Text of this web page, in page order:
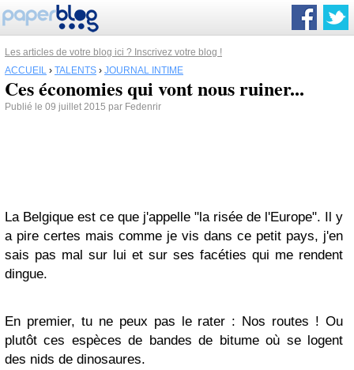
Les articles de votre blog ici ? Inscrivez votre blog !
ACCUEIL › TALENTS › JOURNAL INTIME
Ces économies qui vont nous ruiner...
Publié le 09 juillet 2015 par Fedenrir
La Belgique est ce que j'appelle "la risée de l'Europe". Il y
a pire certes mais comme je vis dans ce petit pays, j'en
sais pas mal sur lui et sur ses facéties qui me rendent
dingue.
En premier, tu ne peux pas le rater : Nos routes ! Ou
plutôt ces espèces de bandes de bitume où se logent
des nids de dinosaures.